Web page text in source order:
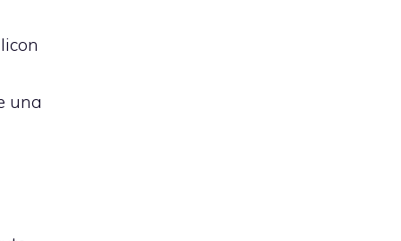
una